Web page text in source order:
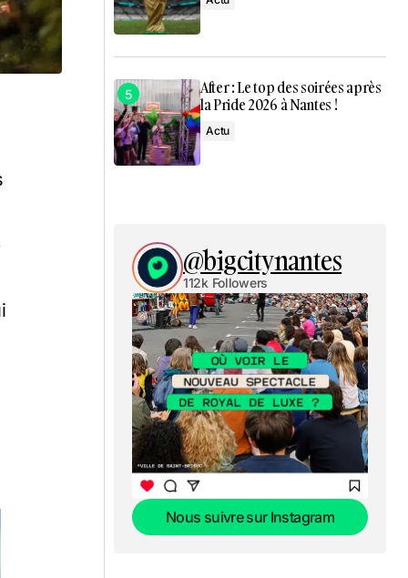
After : Le top des soirées après
la Pride 2026 à Nantes !
Actu
@bigcitynantes
112k Followers
Nous suivre sur Instagram